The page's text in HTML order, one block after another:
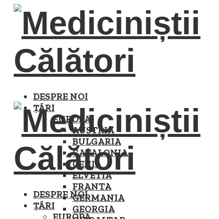
DESPRE NOI
ȚĂRI
EUROPA
AUSTRIA
BULGARIA
CATALONIA
CEHIA
ELVETIA
FRANTA
GERMANIA
GEORGIA
DESPRE NOI
ȚĂRI